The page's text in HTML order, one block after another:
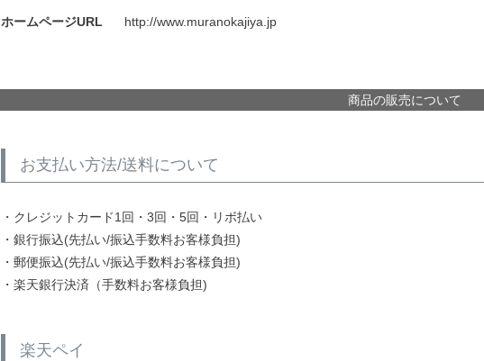
ホームページURL http://www.muranokajiya.jp
商品の販売について
お支払い方法/送料について
・クレジットカード1回・3回・5回・リボ払い
・銀行振込(先払い/振込手数料お客様負担)
・郵便振込(先払い/振込手数料お客様負担)
・楽天銀行決済（手数料お客様負担)
楽天ペイ